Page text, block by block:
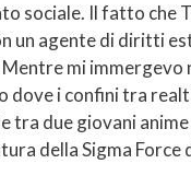
sociale. Il fatto
un agente di diritti
mi immergevo
i confini tra
due giovani
della Sigma Force